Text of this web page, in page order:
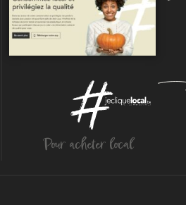
Pour acheter local